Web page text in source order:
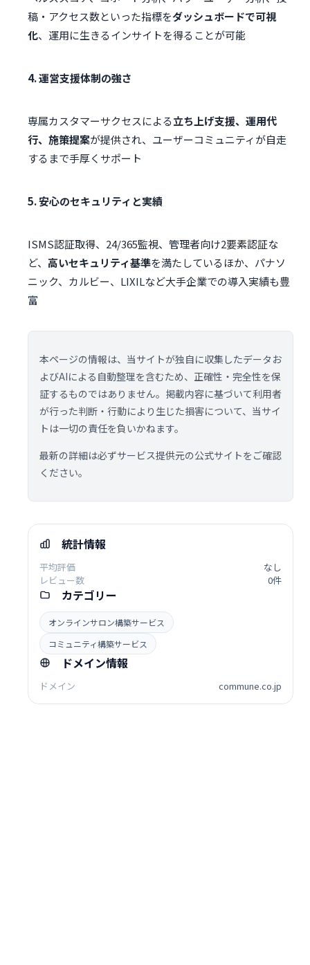
稿・アクセス数といった指標をダッシュボードで可視
化、運用に生きるインサイトを得ることが可能
4. 運営支援体制の強さ
専属カスタマーサクセスによる立ち上げ支援、運用代
行、施策提案が提供され、ユーザーコミュニティが自走
するまで手厚くサポート
5. 安心のセキュリティと実績
ISMS認証取得、24/365監視、管理者向け2要素認証な
ど、 高いセキュリティ基準を満たしているほか、パナソ
ニック、カルビー、LIXILなど大手企業での導入実績も豊
富
本ページの情報は、当サイトが独自に収集したデータお
よびAIによる自動整理を含むため、正確性・完全性を保
証するものではありません。掲載内容に基づいて利用者
が行った判断・行動により生じた損害について、当サイ
トは一切の責任を負いかねます。
最新の詳細は必ずサービス提供元の公式サイトをご確認
ください。
統計情報
平均評価
なし
レビュー数
0件
カテゴリー
オンラインサロン構築サービス
コミュニティ構築サービス
ドメイン情報
ドメイン commune.co.jp